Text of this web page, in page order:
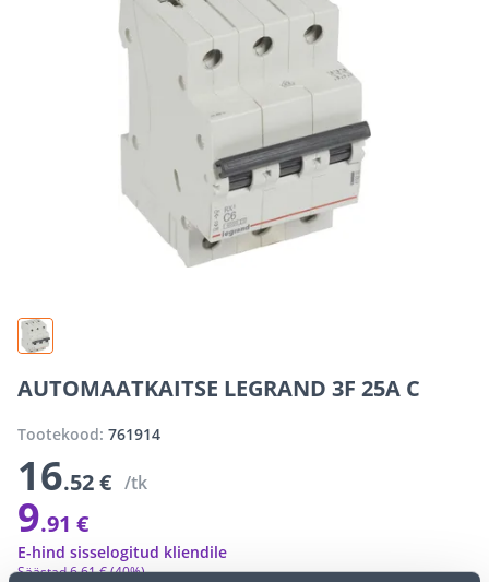
AUTOMAATKAITSE LEGRAND 3F 25A C
Tootekood: 761914
16.52 € /tk
9.91 €
Säästad6.61 €(40%)
E-hind sisselogitud kliendile